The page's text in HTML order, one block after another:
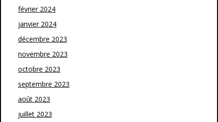
février 2024
janvier 2024
décembre 2023
novembre 2023
octobre 2023
septembre 2023
août 2023
juillet 2023